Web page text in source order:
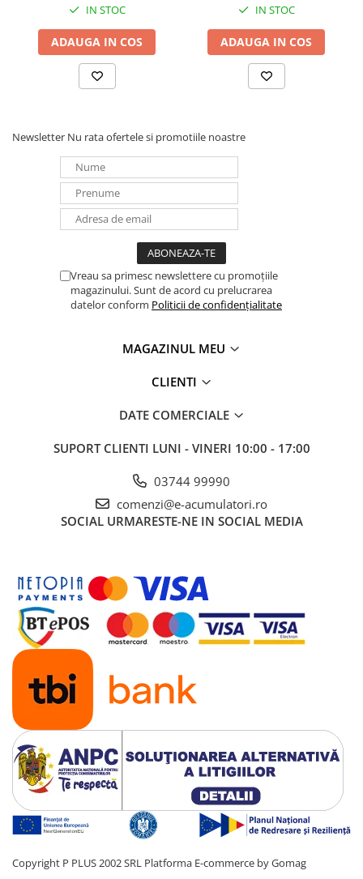
IN STOC
ADAUGA IN COS
IN STOC
ADAUGA IN COS
Newsletter Nu rata ofertele si promotiile noastre
Vreau sa primesc newslettere cu promoțiile
magazinului. Sunt de acord cu prelucrarea
datelor conform Politicii de confidențialitate
MAGAZINUL MEU
CLIENTI
DATE COMERCIALE
SUPORT CLIENTI LUNI - VINERI 10:00 - 17:00
03744 99990
comenzi@e-acumulatori.ro
SOCIAL URMARESTE-NE IN SOCIAL MEDIA
Copyright P PLUS 2002 SRL Platforma E-commerce by Gomag